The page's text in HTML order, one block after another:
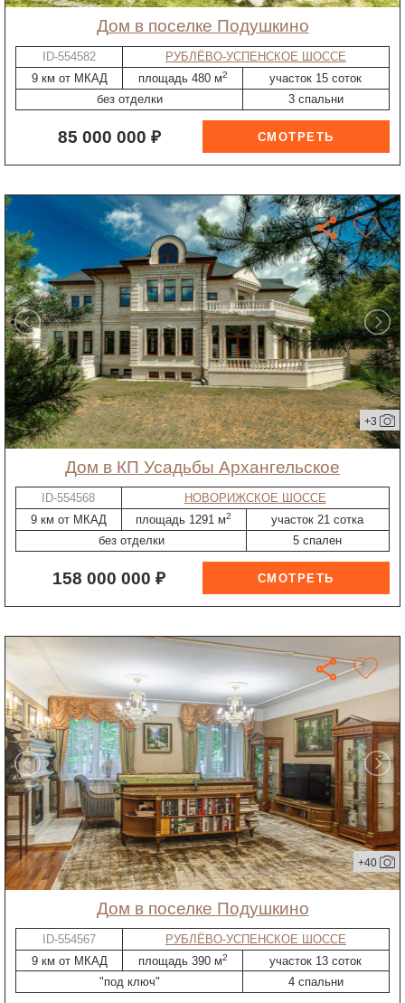
дом в поселке Подушкино
ID-554582
РУБЛЁВО-УСПЕНСКОЕ ШОССЕ
9 км от МКАД
площадь 480 м2
участок 15 соток
без отделки
3 спальни
85 000 000 ₽
+3
дом в КП Усадьбы Архангельское
ID-554568
НОВОРИЖСКОЕ ШОССЕ
9 км от МКАД
площадь 1291 м2
участок 21 сотка
без отделки
5 спален
158 000 000 ₽
+40
дом в поселке Подушкино
ID-554567
РУБЛЁВО-УСПЕНСКОЕ ШОССЕ
9 км от МКАД
площадь 390 м2
участок 13 соток
"под ключ"
4 спальни